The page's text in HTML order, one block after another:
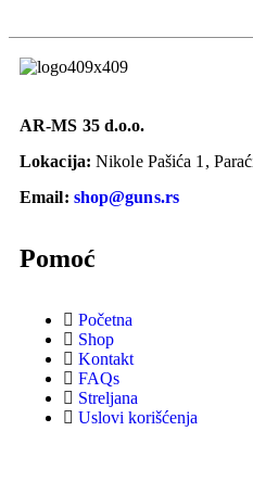
AR-MS 35 d.o.o.
Lokacija: Nikole Pašića 1,
Email: shop@guns.rs
Pomoć
Početna
Shop
Kontakt
FAQs
Streljana
Uslovi korišćenja